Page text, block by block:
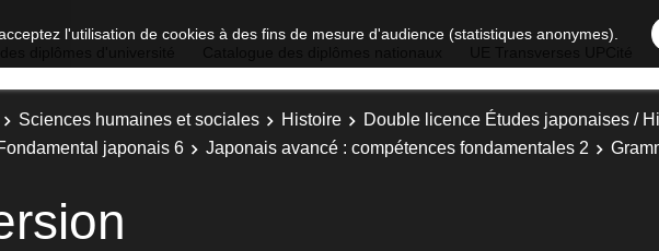
l'utilisation de cookies à des fins de mesure d'audience (statistiques anonymes).
Sciences humaines et sociales Histoire
Double licence Études japonaises /
japonais 6 Japonais avancé : compétences fondamentales 2